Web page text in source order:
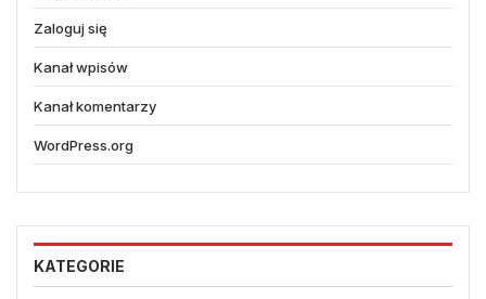
Zaloguj się
Kanał wpisów
Kanał komentarzy
WordPress.org
KATEGORIE